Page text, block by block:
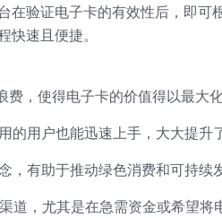
验证电子卡的有效性后，即
速且便捷。
，使得电子卡的价值得以最大化
用户也能迅速上手，大大提升
有助于推动绿色消费和可持续
，尤其是在急需资金或希望将